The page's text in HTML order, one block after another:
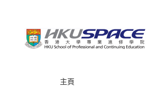
主頁